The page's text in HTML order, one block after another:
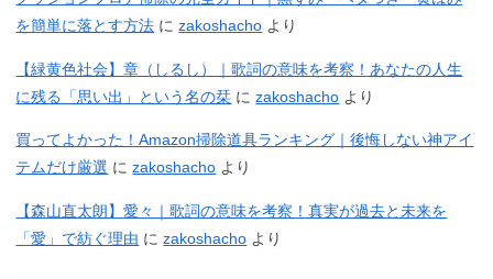
を簡単に落とす方法 にzakoshacho より
【緑黄色社会】章（しるし）｜歌詞の意味を考察！あなたの人生
に残る「思い出」という名の栞 にzakoshacho より
買ってよかった！Amazon掃除道具ランキング｜後悔しない神アイ
テムだけ厳選 にzakoshacho より
【森山直太朗】愛々｜歌詞の意味を考察！真実が過去と未来を
「愛」で紡ぐ理由 にzakoshacho より